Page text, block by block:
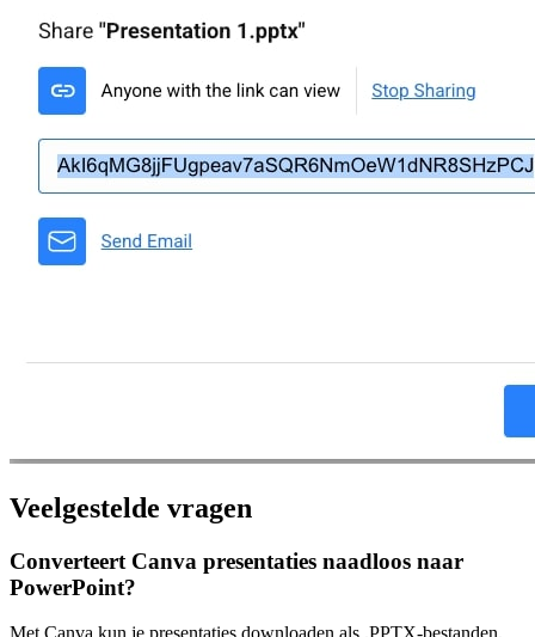
Veelgestelde vragen
Converteert Canva presentaties naadloos naar
PowerPoint?